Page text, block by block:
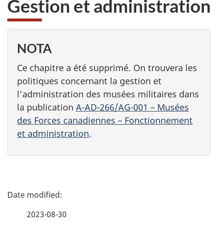
Gestion et administration
NOTA
Ce chapitre a été supprimé. On trouvera les
politiques concernant la gestion et
l’administration des musées militaires dans
la publication A-AD-266/AG-001 – Musées
des Forces canadiennes – Fonctionnement
et administration.
P
2023-08-30